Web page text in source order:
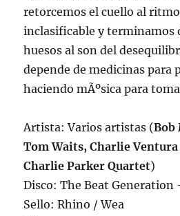
retorcemos el cuello al
inclasificable y terminamos
huesos al son del
depende de medicinas para
haciendo mÃºsica para
Artista: Varios artistas (Bob
Tom Waits, Charlie
Charlie Parker Quartet)
Disco: The Beat Generation
Sello: Rhino / Wea